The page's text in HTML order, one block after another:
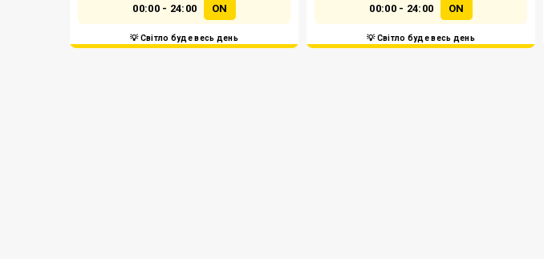
00:00 - 24:00 ON
💡 Світло буде весь день
00:00 - 24:00 ON
💡 Світло буде весь день